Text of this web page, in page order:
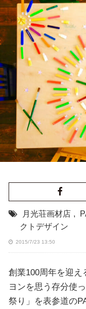
月光荘画材店 ,
クトデザイン
2015/7/23 13:50
創業100周年を迎え
ヨンを思う存分使
祭り」を表参道の